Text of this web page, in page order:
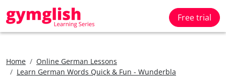
Free trial
Home
Online German Lessons
Learn German Words Quick & Fun - Wunderbla